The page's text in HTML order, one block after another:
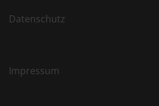
Datenschutz
Impressum